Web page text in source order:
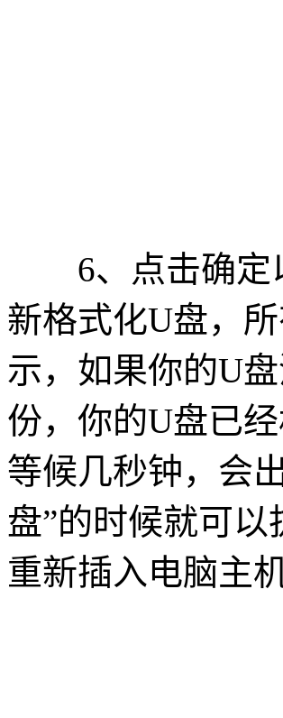
6、点击确定以
新格式化U盘，
示，如果你的U
份，你的U盘已
等候几秒钟，会
盘”的时候就可
重新插入电脑主